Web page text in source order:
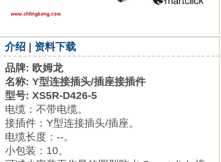
介绍 | 资料下载
品牌: 欧姆龙
名称: Y型连接插头/插座接插件
型号: XS5R-D426-5
电缆：不带电缆。
接插件：Y型连接插头/插座。
电缆长度：--。
小包装：10。